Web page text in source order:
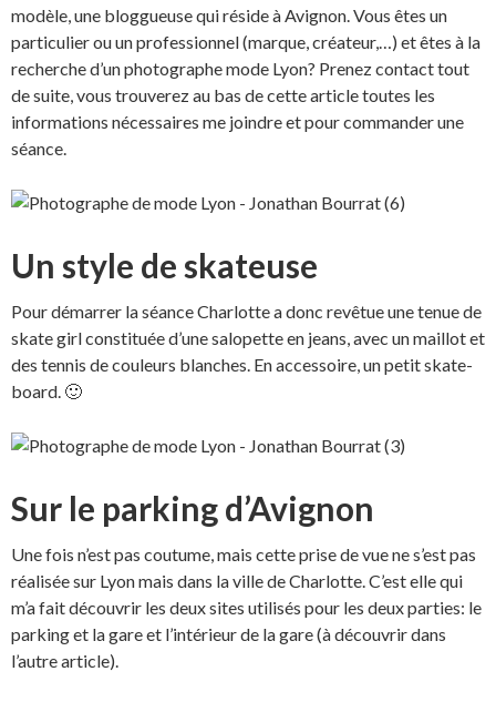
modèle, une bloggueuse qui réside à Avignon. Vous êtes un
particulier ou un professionnel (marque, créateur,…) et êtes à la
recherche d’unphotographe mode Lyon? Prenez contact tout
de suite, vous trouverez au bas de cette article toutes les
informations nécessaires me joindre et pour commander une
séance.
Un style de skateuse
Pour démarrer la séance Charlotte a donc revêtue une tenue de
skate girl constituée d’une salopette en jeans, avec un maillot et
des tennis de couleurs blanches. En accessoire, un petit skate-
board. 🙂
Sur le parking d’Avignon
Une fois n’est pas coutume, mais cette prise de vue ne s’est pas
réalisée sur Lyon mais dans la ville de Charlotte. C’est elle qui
m’a fait découvrir les deux sites utilisés pour les deux parties: le
parking et la gare et l’intérieur de la gare (à découvrir dans
l’autre article).